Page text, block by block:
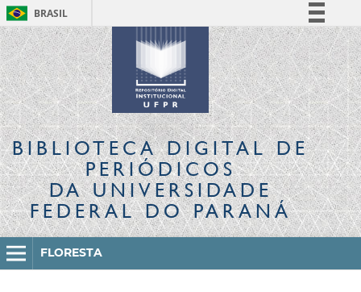
BRASIL
Simplifique!
Comunica BR
Participe
Acesso à informação
Legislação
Canais
BIBLIOTECA DIGITALDE
PERIÓDICOS
DA UNIVERSIDADE
FEDERAL DO PARANÁ
FLORESTA